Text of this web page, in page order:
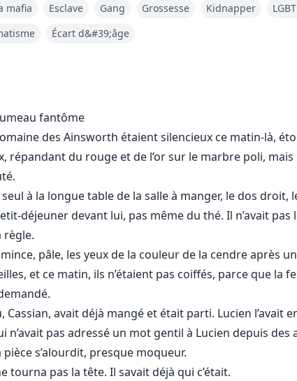
de sortir.
de vivre.
soirée fasse tout basculer.
mafia a été blessée.
porter la faute.
à ce que ce soit Lucien qui paie le prix.
a été livré à Zayn Kingsley —
milliardaire.
la ville depuis l’ombre.
Une fille. Et un père mourant qui lui souffle :
Un véritable héritier. Ou perds tout. »
la faiblesse.
pas aux hommes comme Lucien.
mafia Esclave Gang Grossesse Kidnapper
Écart d&#39;âge
fantôme
des Ainsworth étaient silencieux ce matin-là,
répandant du rouge et de l’or sur le marbre poli,
à la longue table de la salle à manger, le dos
déjeuner devant lui, pas même du thé. Il n’avait
règle.
pâle, les yeux de la couleur de la cendre après
et ce matin, ils n’étaient pas coiffés, parce que la
Cassian, avait déjà mangé et était parti. Lucien l’avait
n’avait pas adressé un mot gentil à Lucien depuis des
pièce s’alourdit, presque moqueur.
tourna pas la tête. Il savait déjà qui c’était.